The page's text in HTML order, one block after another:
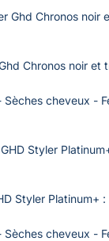
Chronos noir et
Sèches cheveux -
Styler Platinum+
Sèches cheveux -